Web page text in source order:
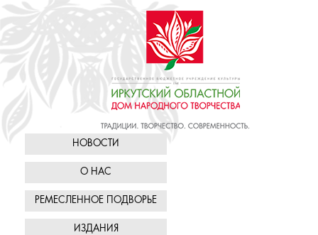
НОВОСТИ
О НАС
РЕМЕСЛЕННОЕ ПОДВОРЬЕ
ИЗДАНИЯ